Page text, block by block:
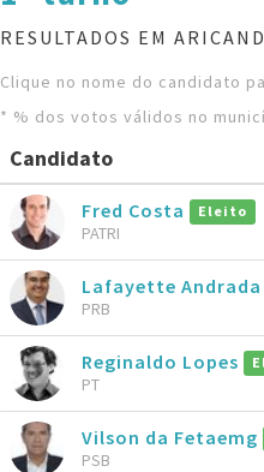
RESULTADOS EM
Clique no nome do candidato
* % dos votos válidos no
Candidato
Fred Costa Eleito
PATRI
Lafayette Andrada
PRB
Reginaldo Lopes
PT
Vilson da Fetaemg
PSB